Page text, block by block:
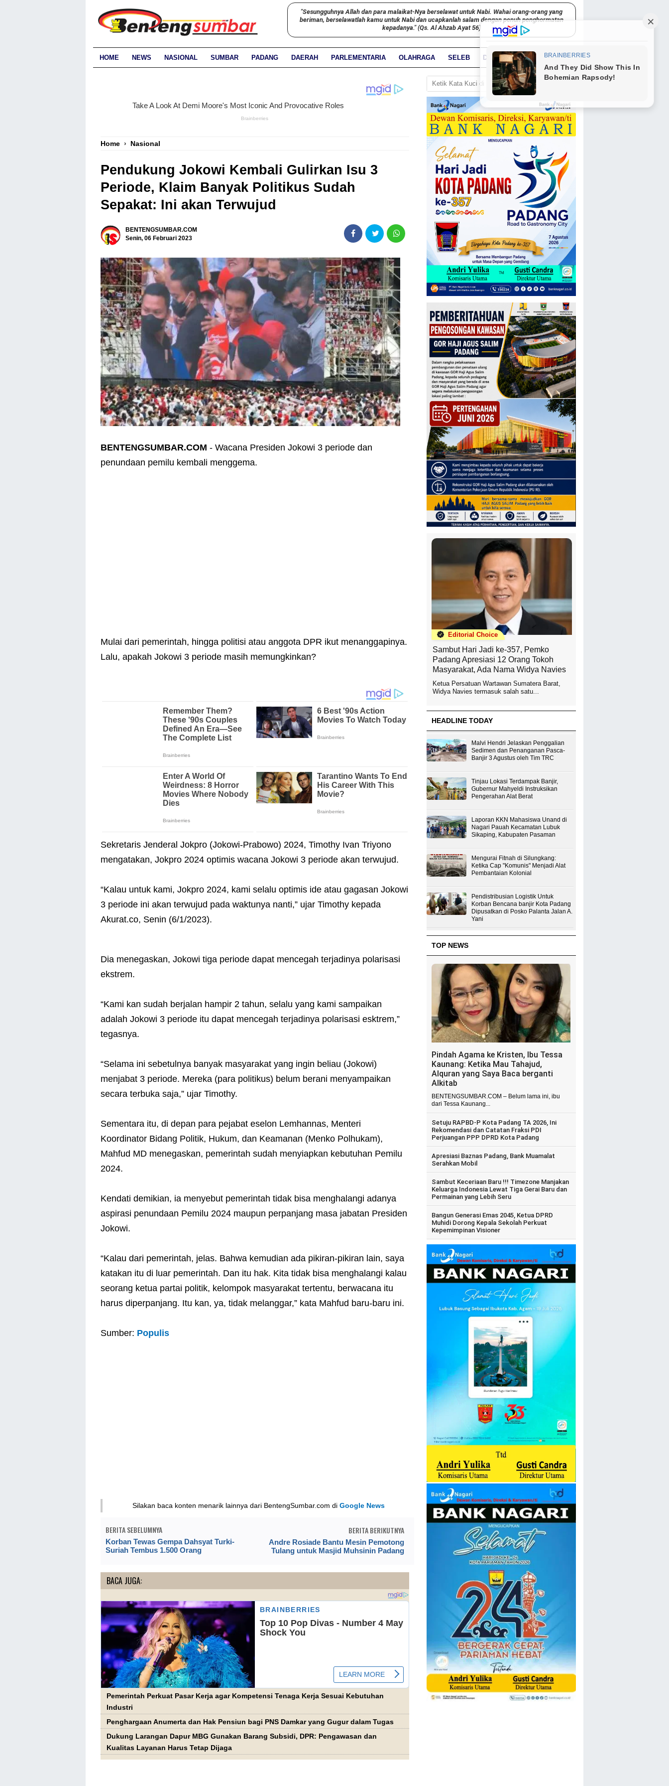
"Sesungguhnya Allah dan para malaikat-Nya berselawat untuk Nabi. Wahai orang-orang yang
beriman, berselawatlah kamu untuk Nabi dan ucapkanlah salam dengan penuh penghormatan
kepadanya." (Qs. Al Ahzab Ayat 56)
HOME NEWS NASIONAL SUMBAR PADANG DAERAH PARLEMENTARIA OLAHRAGA SELEB DUNIA PARIWARA
Home › Nasional
Pendukung Jokowi Kembali Gulirkan Isu 3
Periode, Klaim Banyak Politikus Sudah
Sepakat: Ini akan Terwujud
BENTENGSUMBAR.COM
Senin, 06 Februari 2023
BENTENGSUMBAR.COM - Wacana Presiden Jokowi 3 periode dan
penundaan pemilu kembali menggema.
Mulai dari pemerintah, hingga politisi atau anggota DPR ikut menanggapinya.
Lalu, apakah Jokowi 3 periode masih memungkinkan?
Sekretaris Jenderal Jokpro (Jokowi-Prabowo) 2024, Timothy Ivan Triyono
mengatakan, Jokpro 2024 optimis wacana Jokowi 3 periode akan terwujud.
“Kalau untuk kami, Jokpro 2024, kami selalu optimis ide atau gagasan Jokowi
3 periode ini akan terwujud pada waktunya nanti,” ujar Timothy kepada
Akurat.co, Senin (6/1/2023).
Dia menegaskan, Jokowi tiga periode dapat mencegah terjadinya polarisasi
ekstrem.
“Kami kan sudah berjalan hampir 2 tahun, selalu yang kami sampaikan
adalah Jokowi 3 periode itu dapat mencegah terjadinya polarisasi esktrem,”
tegasnya.
“Selama ini sebetulnya banyak masyarakat yang ingin beliau (Jokowi)
menjabat 3 periode. Mereka (para politikus) belum berani menyampaikan
secara terbuka saja,” ujar Timothy.
Sementara itu, di depan para pejabat eselon Lemhannas, Menteri
Koordinator Bidang Politik, Hukum, dan Keamanan (Menko Polhukam),
Mahfud MD menegaskan, pemerintah sudah menyiapkan kebutuhan Pemilu
2024.
Kendati demikian, ia menyebut pemerintah tidak bisa menghalangi adanya
aspirasi penundaan Pemilu 2024 maupun perpanjang masa jabatan Presiden
Jokowi.
“Kalau dari pemerintah, jelas. Bahwa kemudian ada pikiran-pikiran lain, saya
katakan itu di luar pemerintah. Dan itu hak. Kita tidak bisa menghalangi kalau
seorang ketua partai politik, kelompok masyarakat tertentu, berwacana itu
harus diperpanjang. Itu kan, ya, tidak melanggar,” kata Mahfud baru-baru ini.
Sumber: Populis
Silakan baca konten menarik lainnya dari BentengSumbar.com diGoogle News
BERITA SEBELUMNYA
Korban Tewas Gempa Dahsyat Turki-
Suriah Tembus 1.500 Orang
BERITA BERIKUTNYA
Andre Rosiade Bantu Mesin Pemotong
Tulang untuk Masjid Muhsinin Padang
BACA JUGA:
Pemerintah Perkuat Pasar Kerja agar Kompetensi Tenaga Kerja Sesuai Kebutuhan
Industri
Penghargaan Anumerta dan Hak Pensiun bagi PNS Damkar yang Gugur dalam Tugas
Dukung Larangan Dapur MBG Gunakan Barang Subsidi, DPR: Pengawasan dan
Kualitas Layanan Harus Tetap Dijaga
Editorial Choice
Sambut Hari Jadi ke-357, Pemko
Padang Apresiasi 12 Orang Tokoh
Masyarakat, Ada Nama Widya Navies
Ketua Persatuan Wartawan Sumatera Barat,
Widya Navies termasuk salah satu...
HEADLINE TODAY
Malvi Hendri Jelaskan Penggalian
Sedimen dan Penanganan Pasca-
Banjir 3 Agustus oleh Tim TRC
Tinjau Lokasi Terdampak Banjir,
Gubernur Mahyeldi Instruksikan
Pengerahan Alat Berat
Laporan KKN Mahasiswa Unand di
Nagari Pauah Kecamatan Lubuk
Sikaping, Kabupaten Pasaman
Mengurai Fitnah di Silungkang:
Ketika Cap "Komunis" Menjadi Alat
Pembantaian Kolonial
Pendistribusian Logistik Untuk
Korban Bencana banjir Kota Padang
Dipusatkan di Posko Palanta Jalan A.
Yani
TOP NEWS
Pindah Agama ke Kristen, Ibu Tessa
Kaunang: Ketika Mau Tahajud,
Alquran yang Saya Baca berganti
Alkitab
BENTENGSUMBAR.COM – Belum lama ini, ibu
dari Tessa Kaunang...
Setuju RAPBD-P Kota Padang TA 2026, Ini
Rekomendasi dan Catatan Fraksi PDI
Perjuangan PPP DPRD Kota Padang
Apresiasi Baznas Padang, Bank Muamalat
Serahkan Mobil
Sambut Keceriaan Baru !!! Timezone Manjakan
Keluarga Indonesia Lewat Tiga Gerai Baru dan
Permainan yang Lebih Seru
Bangun Generasi Emas 2045, Ketua DPRD
Muhidi Dorong Kepala Sekolah Perkuat
Kepemimpinan Visioner